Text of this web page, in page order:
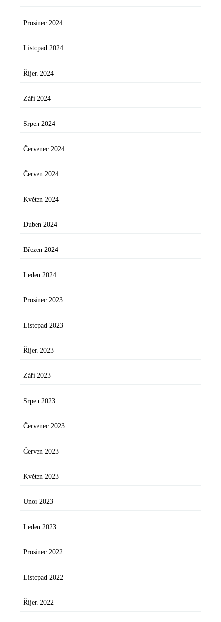
Prosinec 2024
Listopad 2024
Říjen 2024
Září 2024
Srpen 2024
Červenec 2024
Červen 2024
Květen 2024
Duben 2024
Březen 2024
Leden 2024
Prosinec 2023
Listopad 2023
Říjen 2023
Září 2023
Srpen 2023
Červenec 2023
Červen 2023
Květen 2023
Únor 2023
Leden 2023
Prosinec 2022
Listopad 2022
Říjen 2022